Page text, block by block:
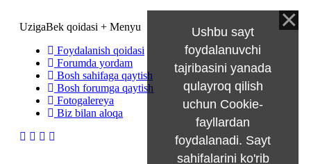
UzigaBek qoidasi + Menyu
Foydalanish qoidasi
Forumda yordam
Bosh sahifaga qaytish
Bosh forumga qaytish
Fotogalereya
Biz bilan aloqa
Ushbu sayt
foydalanuvchi
tajribasini yanada
qulayroq qilish
uchun Cookie-
fayllardan
foydalanadi. Sayt
sahifalarini ko'rib